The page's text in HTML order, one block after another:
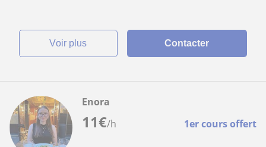
voir plus Contacter
11€/h 1er cours offert
Enora